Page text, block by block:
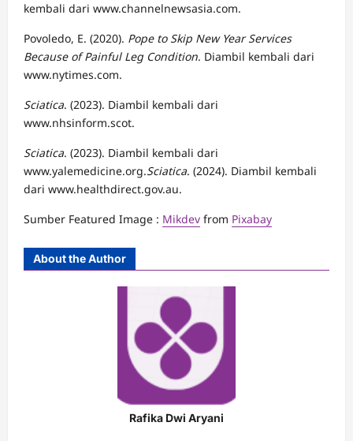
kembali dari www.channelnewsasia.com.
Povoledo, E. (2020). Pope to Skip New Year Services
Because of Painful Leg Condition. Diambil kembali dari
www.nytimes.com.
Sciatica. (2023). Diambil kembali dari
www.nhsinform.scot.
Sciatica. (2023). Diambil kembali dari
www.yalemedicine.org.Sciatica. (2024). Diambil kembali
dari www.healthdirect.gov.au.
Sumber Featured Image : Mikdev from Pixabay
About the Author
Rafika Dwi Aryani